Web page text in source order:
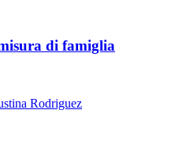
di famiglia
Rodriguez